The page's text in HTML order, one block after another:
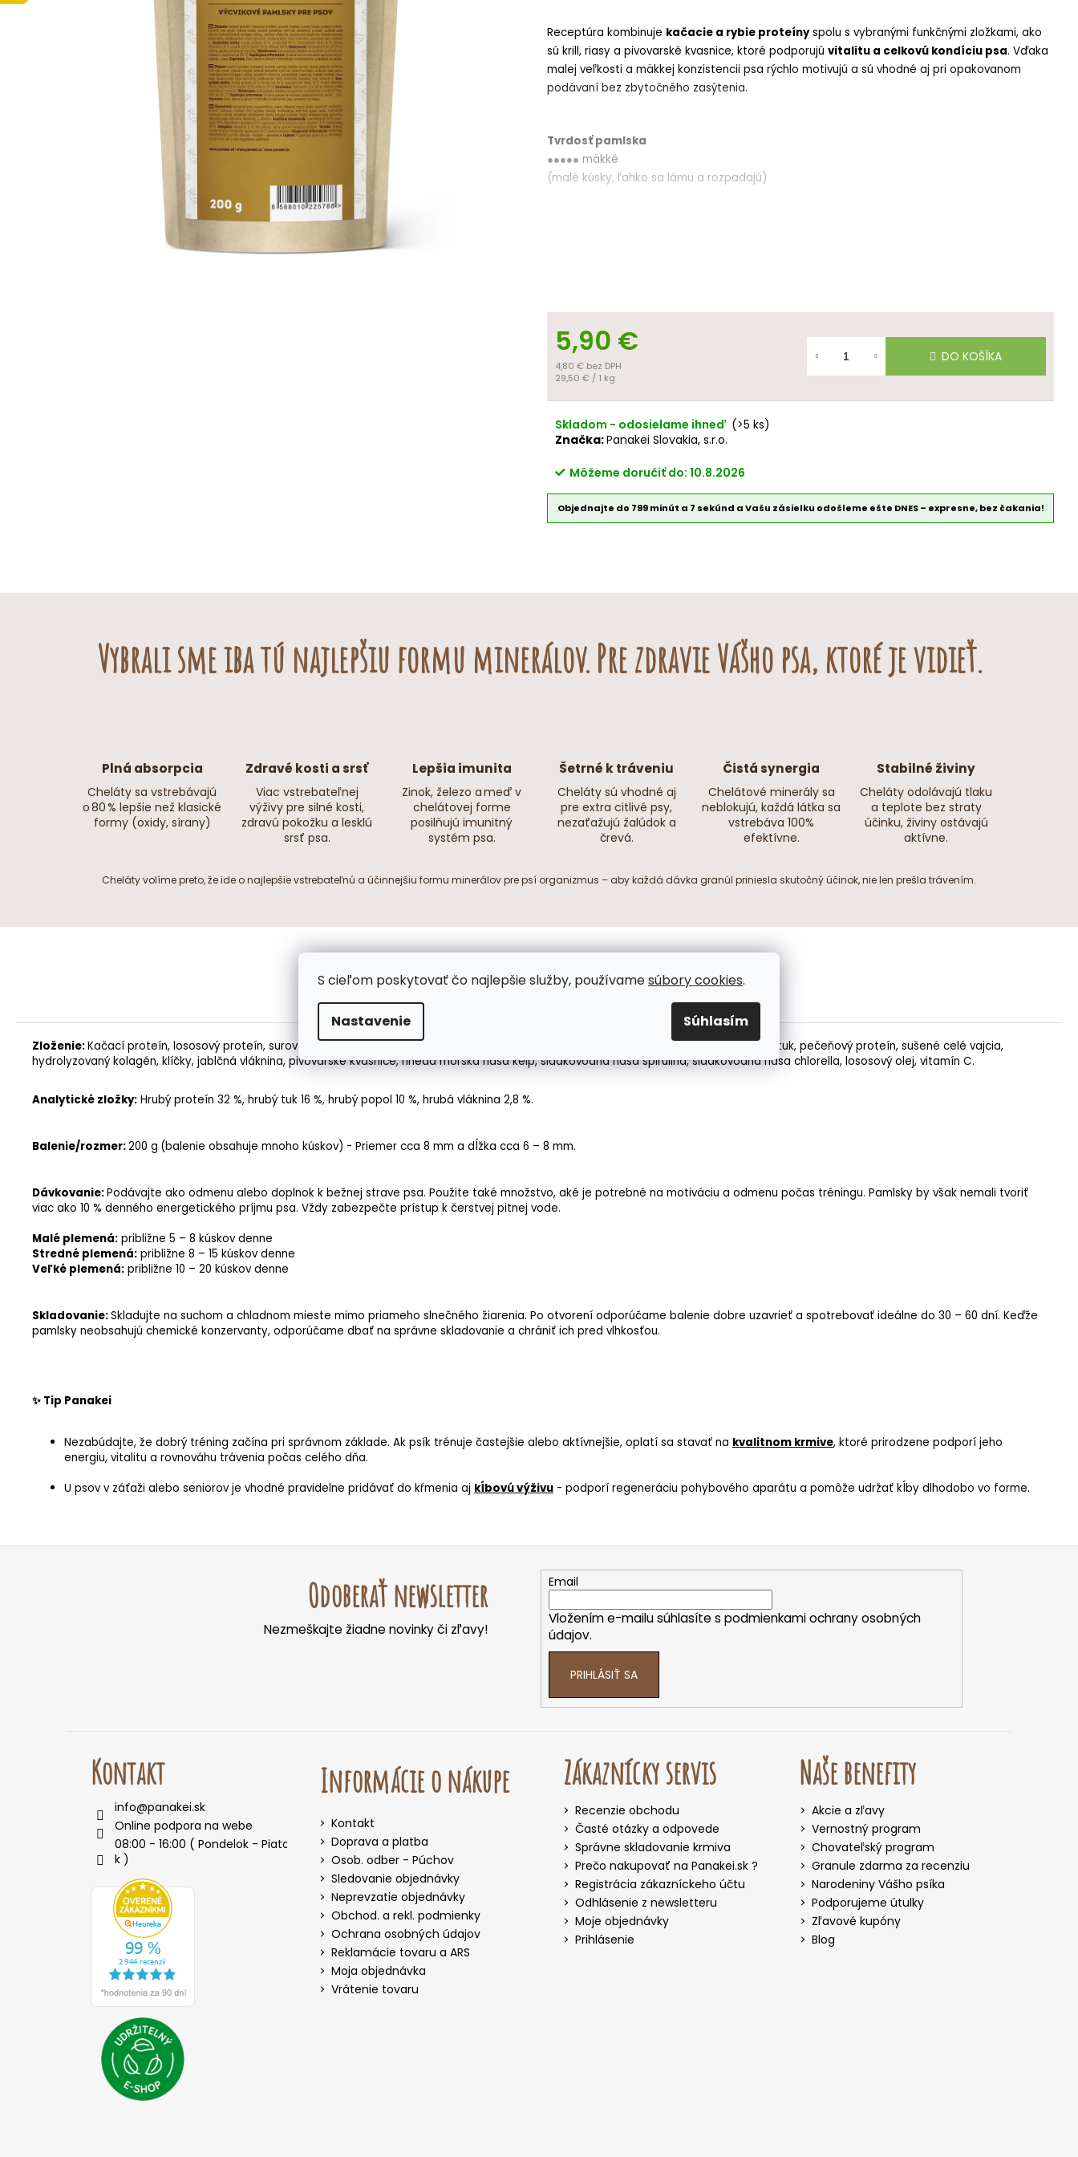
S cieľom poskytovať čo najlepšie služby, používamesúbory cookies.
Nastavenie Súhlasím
Receptúra kombinuje kačacie a rybie proteínyspolu s vybranými funkčnými zložkami, ako
sú krill, riasy a pivovarské kvasnice, ktoré podporujú vitalitu a celkovú kondíciu psa. Vďaka
malej veľkosti a mäkkej konzistencii psa rýchlo motivujú a sú vhodné aj pri opakovanom
podávaní bez zbytočného zasýtenia.
Tvrdosť pamlska
●●●●● mäkké
(malé kúsky, ľahko sa lámu a rozpadajú)
Vhodnosť podľa veku psa
✔ šteniatka od približne
✔ dospelé psy
✔ seniori
Môžeme doručiť do: 10.8.2026
Objednajte do 799 minút a 6 sekúnd a Vašu zásielku odošleme ešte DNES – expresne, bez čakania!
Skladom - odosielame ihneď (>5 ks)
Značka:Panakei Slovakia, s.r.o.
5,90 €
4,80 € bez DPH
Jednotková
29,50 € / 1 kg
DO KOŠÍKA
Vybrali sme iba tú najlepšiu formu minerálov. Pre zdravie Vášho psa, ktoré je vidieť.
Plná absorpcia
Cheláty sa vstrebávajú
o 80 % lepšie než klasické
formy (oxidy, sírany)
Zdravé kosti a srsť
Viac vstrebateľnej
výživy pre silné kosti,
zdravú pokožku a lesklú
srsť psa.
Lepšia imunita
Zinok, železo a meď v
chelátovej forme
posilňujú imunitný
systém psa.
Šetrné k tráveniu
Cheláty sú vhodné aj
pre extra citlivé psy,
nezaťažujú žalúdok a
črevá.
Čistá synergia
Chelátové minerály sa
neblokujú, každá látka sa
vstrebáva 100%
efektívne.
Stabilné živiny
Cheláty odolávajú tlaku
a teplote bez straty
účinku, živiny ostávajú
aktívne.
Cheláty volíme preto, že ide o najlepšie vstrebateľnú a účinnejšiu formu minerálov pre psí organizmus – aby každá dávka granúl priniesla skutočný účinok, nie len prešla trávením.
Zloženie:Kačací proteín, lososový proteín, surová treska, surový losos, sušený
, rybí vývar, ryžová múka, varená pohánka, rybí tuk, pečeňový proteín, sušené celé vajcia,
hydrolyzovaný kolagén, klíčky, jablčná vláknina, pivovarské kvasnice, hnedá morská riasa kelp, sladkovodná riasa spirulina, sladkovodná riasa chlorella, lososový olej, vitamín C.
Analytické zložky: Hrubý proteín 32 %, hrubý tuk 16 %, hrubý popol 10 %, hrubá vláknina 2,8 %.
Balenie/rozmer:200 g (balenie obsahuje mnoho kúskov) - Priemer cca 8 mm a dĺžka cca 6 – 8 mm.
Dávkovanie:Podávajte ako odmenu alebo doplnok k bežnej strave psa. Použite také množstvo, aké je potrebné na motiváciu a odmenu počas tréningu. Pamlsky by však nemali tvoriť
viac ako 10 % denného energetického príjmu psa. Vždy zabezpečte prístup k čerstvej pitnej vode.
Malé plemená: približne 5 – 8 kúskov denne
Stredné plemená: približne 8 – 15 kúskov denne
Veľké plemená: približne 10 – 20 kúskov denne
Skladovanie:Skladujte na suchom a chladnom mieste mimo priameho slnečného žiarenia. Po otvorení odporúčame balenie dobre uzavrieť a spotrebovať ideálne do 30 – 60 dní. Keďže
pamlsky neobsahujú chemické konzervanty, odporúčame dbať na správne skladovanie a chrániť ich pred vlhkosťou.
✨ Tip Panakei
Nezabúdajte, že dobrý tréning začína pri správnom základe. Ak psík trénuje častejšie alebo aktívnejšie, oplatí sa stavať na kvalitnom krmive, ktoré prirodzene podporí jeho
energiu, vitalitu a rovnováhu trávenia počas celého dňa.
U psov v záťaži alebo seniorov je vhodné pravidelne pridávať do kŕmenia aj kĺbovú výživu - podporí regeneráciu pohybového aparátu a pomôže udržať kĺby dlhodobo vo forme.
Odoberať newsletter
Nezmeškajte žiadne novinky či zľavy!
Email
Vložením e-mailu súhlasíte s podmienkami ochrany osobných
údajov.
PRIHLÁSIŤ SA
Kontakt
info@panakei.sk
Online podpora na webe
08:00 - 16:00 ( Pondelok - Piato
k )
Informácie o nákupe
Kontakt
Doprava a platba
Osob. odber - Púchov
Sledovanie objednávky
Neprevzatie objednávky
Obchod. a rekl. podmienky
Ochrana osobných údajov
Reklamácie tovaru a ARS
Moja objednávka
Vrátenie tovaru
Zákaznícky servis
Recenzie obchodu
Časté otázky a odpovede
Správne skladovanie krmiva
Prečo nakupovať na Panakei.sk ?
Registrácia zákazníckeho účtu
Odhlásenie z newsletteru
Moje objednávky
Prihlásenie
Naše benefity
Akcie a zľavy
Vernostný program
Chovateľský program
Granule zdarma za recenziu
Narodeniny Vášho psíka
Podporujeme útulky
Zľavové kupóny
Blog